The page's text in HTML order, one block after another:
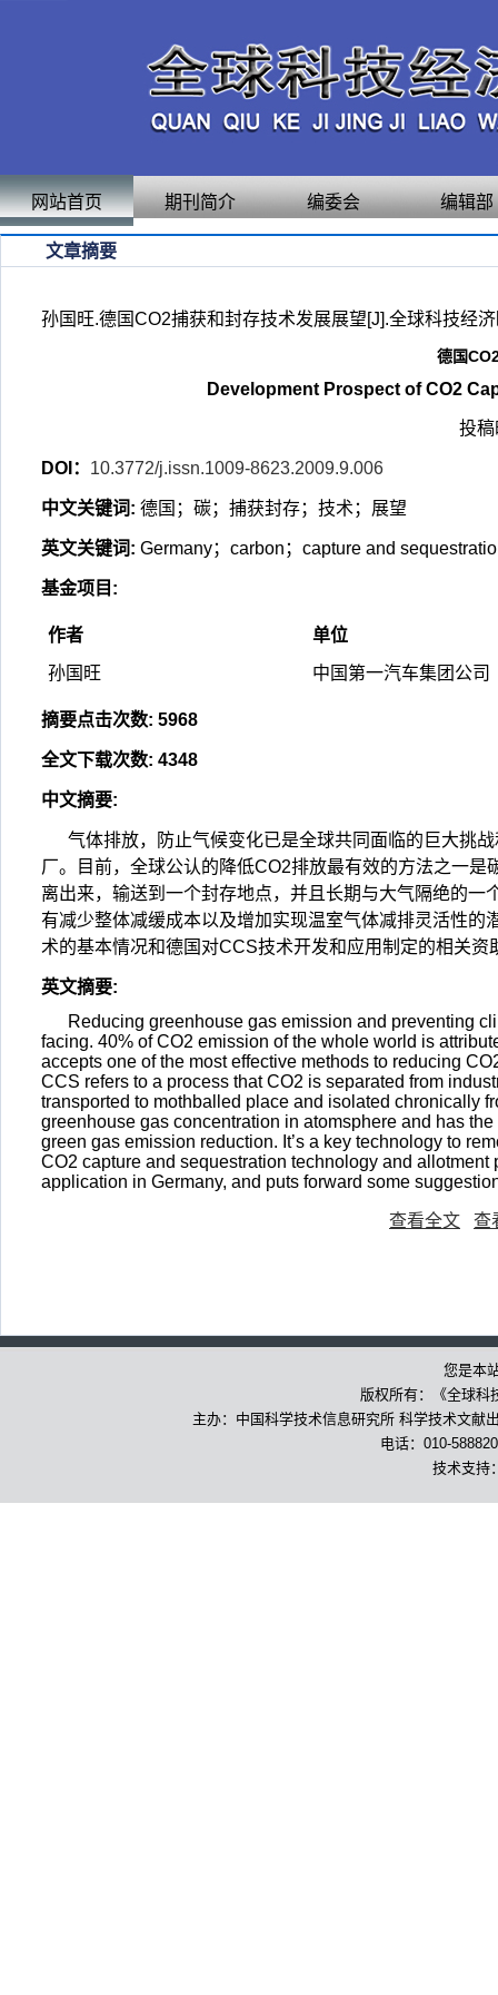
网站首页 期刊简介 编委会 编辑部
文章摘要
孙国旺.德国CO2捕获和封存技术发展展望[J].全球科技经
德国
Development Prospect of CO2
投
DOI： 10.3772/j.issn.1009-8623.2009.9.006
中文关键词: 德国；碳；捕获封存；技术；展望
英文关键词: Germany；carbon；capture and
基金项目 :
作者
单位
孙国旺
中国第一汽车集团公司
摘要点击次数: 5968
全文下载次数: 4348
中文摘要:
气体排放，防止气候变化已是全球共同面临的巨大挑
厂。目前，全球公认的降低CO2排放最有效的方法之一
离出来，输送到一个封存地点，并且长期与大气隔绝的
有减少整体减缓成本以及增加实现温室气体减排灵活性
术的基本情况和德国对CCS技术开发和应用制定的相关
英文摘要:
Reducing greenhouse gas emission and preventing
facing. 40% of CO2 emission of the whole world is
accepts one of the most effective methods to reducing
CCS refers to a process that CO2 is separated from
transported to mothballed place and isolated chronically
greenhouse gas concentration in atomsphere and has
green gas emission reduction. It’s a key technology to
CO2 capture and sequestration technology and
application in Germany, and puts forward some
查看全文 查
您是本
版权所有：《全球科
主办：中国科学技术信息研究所 科学技术文献
电话：010-
技术支持